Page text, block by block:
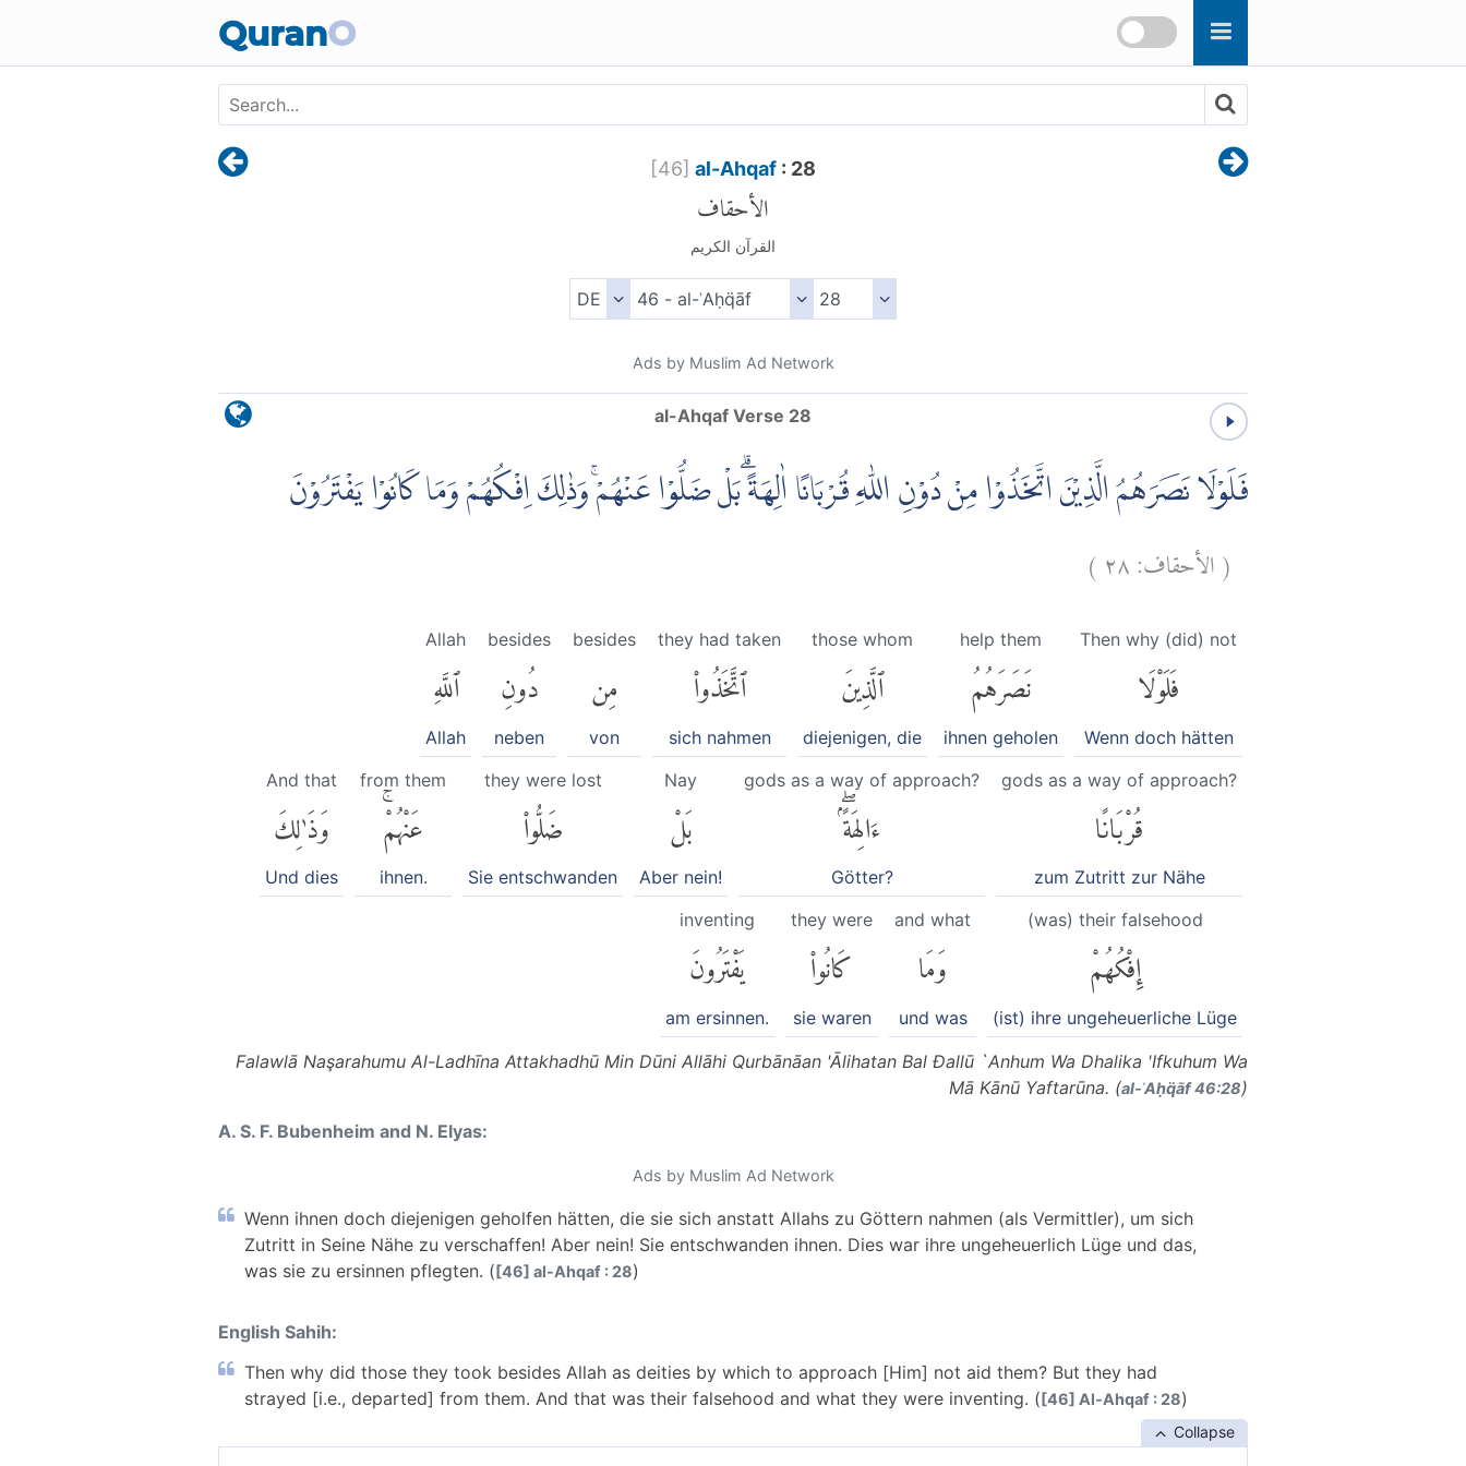
QuranO
[46] al-Ahqaf: 28
الأحقاف
القرآن الكريم
Ads by Muslim Ad Network
al-Ahqaf Verse 28
فَلَوْلَا نَصَرَهُمُ الَّذِيْنَ اتَّخَذُوْا مِنْ دُوْنِ اللّٰهِ قُرْبَانًا اٰلِهَةً ۗبَلْ ضَلُّوْا عَنْهُمْۚ وَذٰلِكَ اِفْكُهُمْ وَمَا كَانُوْا يَفْتَرُوْنَ
(الأحقاف:٢٨)
Then why (did) not
فَلَوْلَا
Wenn doch hätten
help them
نَصَرَهُمُ
ihnen geholen
those whom
ٱلَّذِينَ
diejenigen, die
they had taken
ٱتَّخَذُوا۟
sich nahmen
besides
مِن
von
besides
دُونِ
neben
Allah
ٱللَّهِ
Allah
gods as a way of approach?
قُرْبَانًا
zum Zutritt zur Nähe
gods as a way of approach?
ءَالِهَةًۢۖ
Götter?
Nay
بَلْ
Aber nein!
they were lost
ضَلُّوا۟
Sie entschwanden
from them
عَنْهُمْۚ
ihnen.
And that
وَذَٰلِكَ
Und dies
(was) their falsehood
إِفْكُهُمْ
(ist) ihre ungeheuerliche Lüge
and what
وَمَا
und was
they were
كَانُوا۟
sie waren
inventing
يَفْتَرُونَ
am ersinnen.
Falawlā Naşarahumu Al-Ladhīna Attakhadhū Min Dūni Allāhi Qurbānāan 'Ālihatan Bal Đallū `Anhum Wa Dhalika 'Ifkuhum Wa
Mā Kānū Yaftarūna. (al-ʾAḥq̈āf 46:28)
A. S. F. Bubenheim and N. Elyas:
Ads by Muslim Ad Network
Wenn ihnen doch diejenigen geholfen hätten, die sie sich anstatt Allahs zu Göttern nahmen (als Vermittler), um sich
Zutritt in Seine Nähe zu verschaffen! Aber nein! Sie entschwanden ihnen. Dies war ihre ungeheuerlich Lüge und das,
was sie zu ersinnen pflegten. ([46] al-Ahqaf : 28)
English Sahih:
Then why did those they took besides Allah as deities by which to approach [Him] not aid them? But they had
strayed [i.e., departed] from them. And that was their falsehood and what they were inventing. ([46] Al-Ahqaf : 28)
Collapse